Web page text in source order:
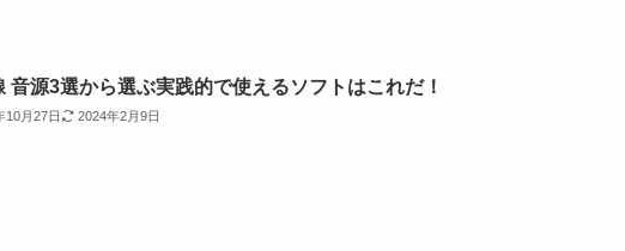
音源3選から選ぶ実践的で使えるソフトはこれだ！
10月27日 2024年2月9日